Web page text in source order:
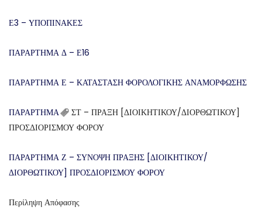
Ε3 – ΥΠΟΠΙΝΑΚΕΣ
ΠΑΡΑΡΤΗΜΑ Δ – Ε16
ΠΑΡΑΡΤΗΜΑ Ε – ΚΑΤΑΣΤΑΣΗ ΦΟΡΟΛΟΓΙΚΗΣ ΑΝΑΜΟΡΦΩΣΗΣ
ΠΑΡΑΡΤΗΜΑ
ΣΤ – ΠΡΑΞΗ [ΔΙΟΙΚΗΤΙΚΟΥ/ΔΙΟΡΘΩΤΙΚΟΥ]
ΠΡΟΣΔΙΟΡΙΣΜΟΥ ΦΟΡΟΥ
ΠΑΡΑΡΤΗΜΑ Ζ – ΣΥΝΟΨΗ ΠΡΑΞΗΣ [ΔΙΟΙΚΗΤΙΚΟΥ/
ΔΙΟΡΘΩΤΙΚΟΥ] ΠΡΟΣΔΙΟΡΙΣΜΟΥ ΦΟΡΟΥ
Περίληψη Απόφασης